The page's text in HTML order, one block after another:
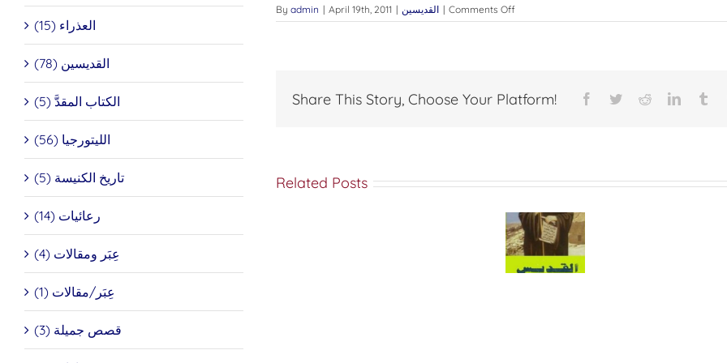
By admin | April 19th, 2011 | القديسين | Comments Offon
البار
Share This Story, Choose Your Platform! Facebook
TwitterRedditLinkedIn
Related Posts
العذراء (15)
القديسين (78)
الكتاب المقدَّ (5)
الليتورجيا (56)
تاريخ الكنيسة (5)
رعائيات (14)
عِبَر ومقالات (4)
عِبَر/مقالات (1)
قصص جميلة (3)